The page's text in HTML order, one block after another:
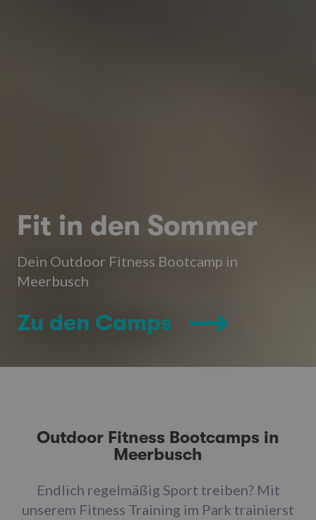
Fit in den Sommer
Dein Outdoor Fitness Bootcamp in
Meerbusch
Zu den Camps
Outdoor Fitness Bootcamps in
Meerbusch
Endlich regelmäßig Sport treiben? Mit
unserem Fitness Training im Park trainierst